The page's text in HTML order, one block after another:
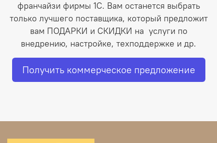
франчайзи фирмы 1С. Вам останется выбрать
только лучшего поставщика, который предложит
вам ПОДАРКИ и СКИДКИ на услуги по
внедрению, настройке, техподдержке и др.
Получить коммерческое предложение